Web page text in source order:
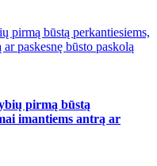
pirmą būstą perkantiesiems,
paskesnę būsto paskolą
pirmą būstą
imantiems antrą ar